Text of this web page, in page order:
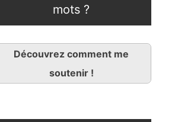
mots ?
Découvrez comment me
soutenir !